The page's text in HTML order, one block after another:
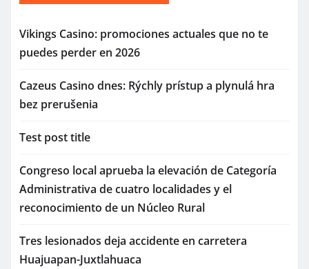
Vikings Casino: promociones actuales que no te
puedes perder en 2026
Cazeus Casino dnes: Rýchly prístup a plynulá hra
bez prerušenia
Test post title
Congreso local aprueba la elevación de Categoría
Administrativa de cuatro localidades y el
reconocimiento de un Núcleo Rural
Tres lesionados deja accidente en carretera
Huajuapan-Juxtlahuaca